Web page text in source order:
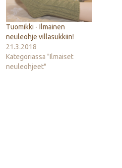
Tuomikki - Ilmainen
neuleohje villasukkiin!
21.3.2018
Kategoriassa "Ilmaiset
neuleohjeet"